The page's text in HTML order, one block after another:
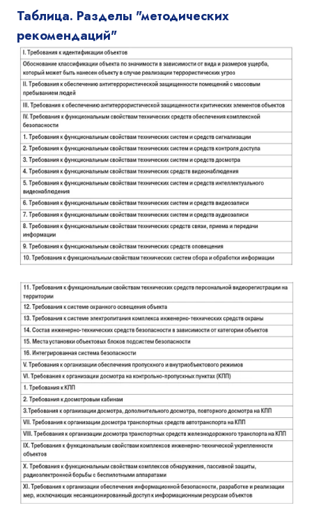
Таблица. Разделы "методических
рекомендаций"